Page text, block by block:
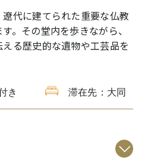
代に建てられた重要な仏教
。その堂内を歩きながら、
る歴史的な遺物や工芸品を
き 滞在先：大同